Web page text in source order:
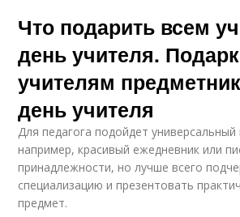
Что подарить всем
день учителя.
учителям
день учителя
Для педагога подойдет универсальный
например, красивый ежедневник или
принадлежности, но лучше всего
специализацию и презентовать
предмет.